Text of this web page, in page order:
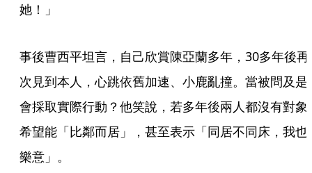
她！」
事後曹西平坦言，自己欣賞陳亞蘭多年，30多年後再
次見到本人，心跳依舊加速、小鹿亂撞。當被問及是
會採取實際行動？他笑說，若多年後兩人都沒有對象
希望能「比鄰而居」，甚至表示「同居不同床，我也
樂意」。